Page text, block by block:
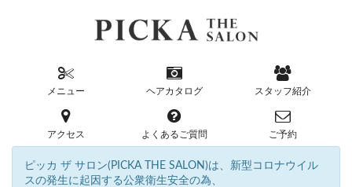
メニュー ヘアカタログ スタッフ紹介
アクセス よくあるご質問 ご予約
ピッカ ザ サロン(PICKA THE SALON)は、新型コロナウイル
スの発生に起因する公衆衛生安全の為、